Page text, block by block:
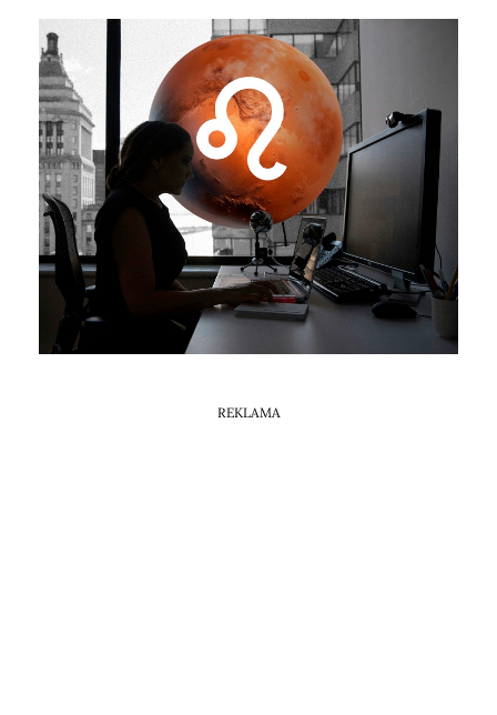
Horoskop Mongolski
REKLAMA